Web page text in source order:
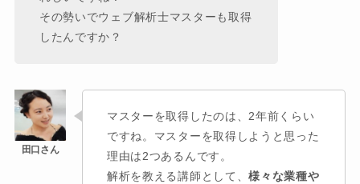
その勢いでウェブ解析士マスターも取得
したんですか？
マスターを取得したのは、2年前くらい
ですね。マスターを取得しようと思った
理由は2つあるんです。
解析を教える講師として、様々な業種や